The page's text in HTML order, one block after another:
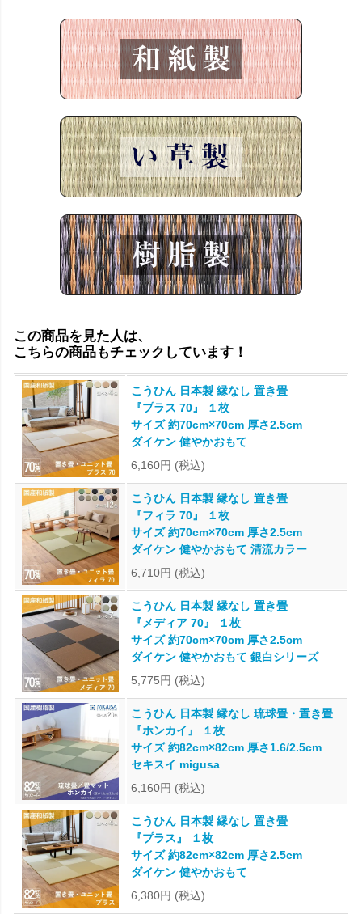
この商品を見た人は、
こちらの商品もチェックしています！
こうひん 日本製 縁なし 置き畳
『プラス 70』 １枚
サイズ 約70cm×70cm 厚さ2.5cm
ダイケン 健やかおもて
6,160円 (税込)
こうひん 日本製 縁なし 置き畳
『フィラ 70』 １枚
サイズ 約70cm×70cm 厚さ2.5cm
ダイケン 健やかおもて 清流カラー
6,710円 (税込)
こうひん 日本製 縁なし 置き畳
『メディア 70』 １枚
サイズ 約70cm×70cm 厚さ2.5cm
ダイケン 健やかおもて 銀白シリーズ
5,775円 (税込)
こうひん 日本製 縁なし 琉球畳・置き畳
『ホンカイ』 １枚
サイズ 約82cm×82cm 厚さ1.6/2.5cm
セキスイ migusa
6,160円 (税込)
こうひん 日本製 縁なし 置き畳
『プラス』 １枚
サイズ 約82cm×82cm 厚さ2.5cm
ダイケン 健やかおもて
6,380円 (税込)